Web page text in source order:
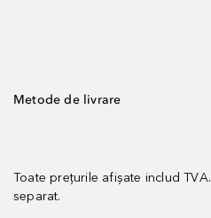
Metode de livrare
Toate prețurile afișate includ TVA.
separat.